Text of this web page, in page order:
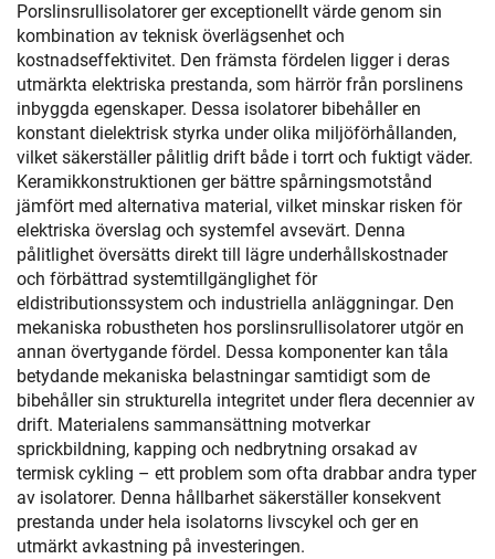
Porslinsrullisolatorer ger exceptionellt värde genom sin
kombination av teknisk överlägsenhet och
kostnadseffektivitet. Den främsta fördelen ligger i deras
utmärkta elektriska prestanda, som härrör från porslinens
inbyggda egenskaper. Dessa isolatorer bibehåller en
konstant dielektrisk styrka under olika miljöförhållanden,
vilket säkerställer pålitlig drift både i torrt och fuktigt väder.
Keramikkonstruktionen ger bättre spårningsmotstånd
jämfört med alternativa material, vilket minskar risken för
elektriska överslag och systemfel avsevärt. Denna
pålitlighet översätts direkt till lägre underhållskostnader
och förbättrad systemtillgänglighet för
eldistributionssystem och industriella anläggningar. Den
mekaniska robustheten hos porslinsrullisolatorer utgör en
annan övertygande fördel. Dessa komponenter kan tåla
betydande mekaniska belastningar samtidigt som de
bibehåller sin strukturella integritet under flera decennier av
drift. Materialens sammansättning motverkar
sprickbildning, kapping och nedbrytning orsakad av
termisk cykling – ett problem som ofta drabbar andra typer
av isolatorer. Denna hållbarhet säkerställer konsekvent
prestanda under hela isolatorns livscykel och ger en
utmärkt avkastning på investeringen.